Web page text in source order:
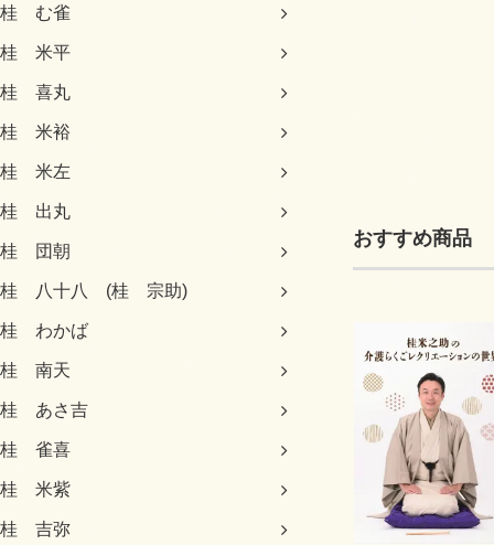
桂 む雀
桂 米平
桂 喜丸
桂 米裕
桂 米左
桂 出丸
桂 団朝
桂 八十八 (桂 宗助)
桂 わかば
桂 南天
桂 あさ吉
桂 雀喜
桂 米紫
桂 吉弥
おすすめ商品